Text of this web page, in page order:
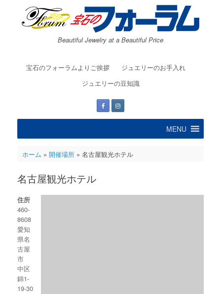
Beautiful Jewelry at a Beautiful Price
宝石のフォーラムよりご挨拶
ジュエリーのお手入れ
ジュエリーの豆知識
MENU
ホーム » 開催場所» 名古屋観光ホテル
名古屋観光ホテル
住所
460-
8608
愛知
県名
古屋
市
中区
錦1-
19-30